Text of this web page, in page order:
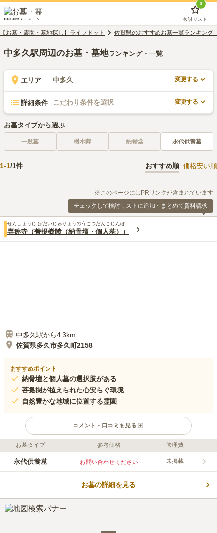
0
検討リスト
【お墓・霊園・墓地探し】ライフドット 佐賀県のおすすめお墓一覧ランキング
中多久駅周辺のお墓・墓地ランキング・一覧
エリア 中多久 変更する
詳細条件 こだわり条件を選択 変更する
お墓タイプから選ぶ
一般墓 樹木葬 納骨堂 永代供養墓
1-1/1件 おすすめ順 価格安い順
※このページにはPRリンクが含まれています
チェックして検討リストに追加・まとめて資料請求
せんしょうじ ぼだいじゅりょうのうこつだんこじんぼ
専称寺（菩提樹陵（納骨壇・個人墓））
中多久駅から4.3km
佐賀県多久市多久町2158
おすすめポイント
納骨壇と個人墓の選択肢がある
菩提樹が植えられた心安らぐ環境
自然豊かな地域に位置する霊園
コメント・口コミを見る
口コミ評価
この霊園はまだ誰からも評価されていません。
お墓タイプ 参考価格 管理費
永代供養墓 お問い合わせください 未掲載
お墓の詳細を見る